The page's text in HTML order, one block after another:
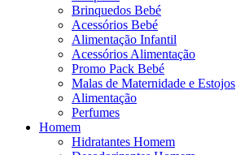
Brinquedos Bebé
Acessórios Bebé
Alimentação Infantil
Acessórios Alimentação
Promo Pack Bebé
Malas de Maternidade e Estojos
Alimentação
Perfumes
Homem
Hidratantes Homem